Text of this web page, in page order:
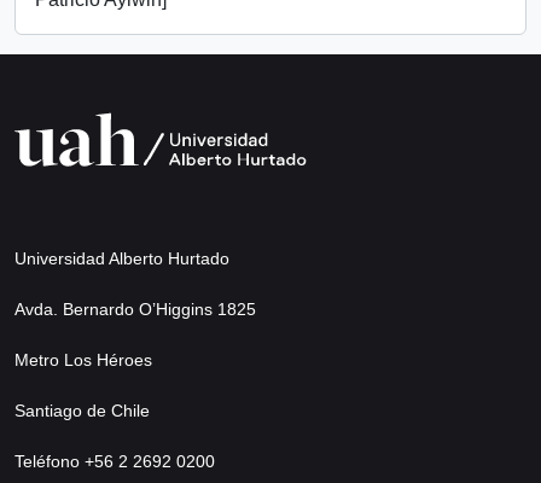
Universidad Alberto Hurtado
Avda. Bernardo O’Higgins 1825
Metro Los Héroes
Santiago de Chile
Teléfono +56 2 2692 0200